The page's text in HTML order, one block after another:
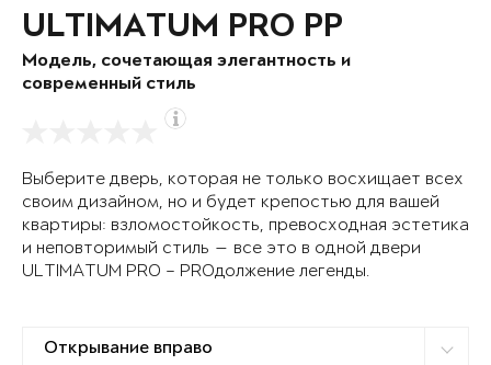
ULTIMATUM PRO PP
Модель, сочетающая элегантность и
современный стиль
Выберите дверь, которая не только восхищает всех
своим дизайном, но и будет крепостью для вашей
квартиры: взломостойкость, превосходная эстетика
и неповторимый стиль — все это в одной двери
ULTIMATUM PRO – PROдолжение легенды.